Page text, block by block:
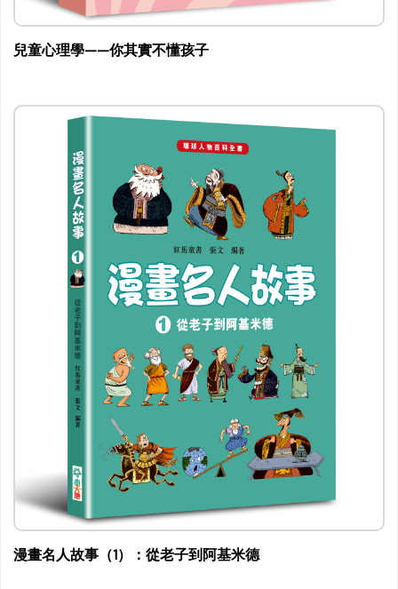
兒童心理學——你其實不懂孩子
漫畫名人故事（1）：從老子到阿基米德